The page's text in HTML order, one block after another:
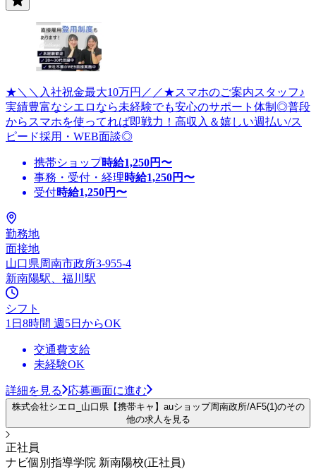
★＼＼入社祝金最大10万円／／★スマホのご案内スタッフ♪
実績豊富なシエロなら未経験でも安心のサポート体制◎普段
からスマホを使ってれば即戦力！高収入＆嬉しい週払い/ス
ピード採用・WEB面談◎
携帯ショップ時給1,250円〜
事務・受付・経理時給1,250円〜
受付時給1,250円〜
勤務地
面接地
山口県周南市政所3-955-4
新南陽駅、福川駅
シフト
1日8時間 週5日からOK
交通費支給
未経験OK
詳細を見る 応募画面に進む
株式会社シエロ_山口県【携帯キャ】auショップ周南政所/AF5(1)のその
他の求人を見る
正社員
ナビ個別指導学院 新南陽校(正社員)